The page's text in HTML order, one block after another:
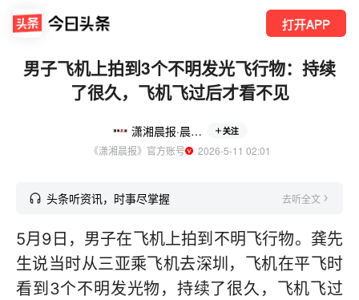
打开APP
男子飞机上拍到3个不明发光飞行物：持续
了很久，飞机飞过后才看不见
潇湘晨报·晨视频 关注
《潇湘晨报》官方账号
  2026-5-11 02:01
头条听资讯，时事尽掌握 去听全文
5月9日，男子在飞机上拍到不明飞行物。龚先
生说当时从三亚乘飞机去深圳，飞机在平飞时
看到3个不明发光物，持续了很久，飞机飞过